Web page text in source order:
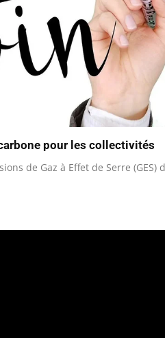
pour les collectivités
de Gaz à Effet de Serre (GES)